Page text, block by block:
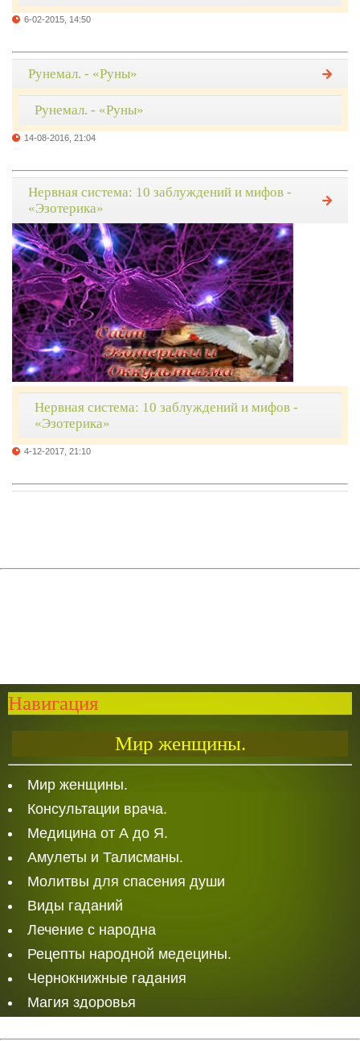
6-02-2015, 14:50
Рунемал. - «Руны»
Рунемал. - «Руны»
14-08-2016, 21:04
Нервная система: 10 заблуждений и мифов -
«Эзотерика»
Нервная система: 10 заблуждений и мифов -
«Эзотерика»
4-12-2017, 21:10
Навигация
Мир женщины.
Мир женщины.
Консультации врача.
Медицина от А до Я.
Амулеты и Талисманы.
Молитвы для спасения души
Виды гаданий
Лечение с народна
Рецепты народной медецины.
Чернокнижные гадания
Магия здоровья